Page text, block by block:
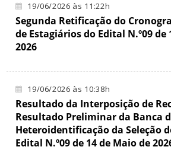
19/06/2026 às 11:22h
Segunda Retificação do
de Estagiários do Edital N.º09 de
2026
19/06/2026 às 10:38h
Resultado da Interposição de
Resultado Preliminar da Banca
Heteroidentificação da Seleção
Edital N.º09 de 14 de Maio de